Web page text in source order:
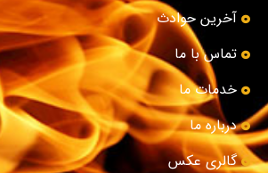
آخرین حوادث
تماس با ما
خدمات ما
درباره ما
گالری عکس